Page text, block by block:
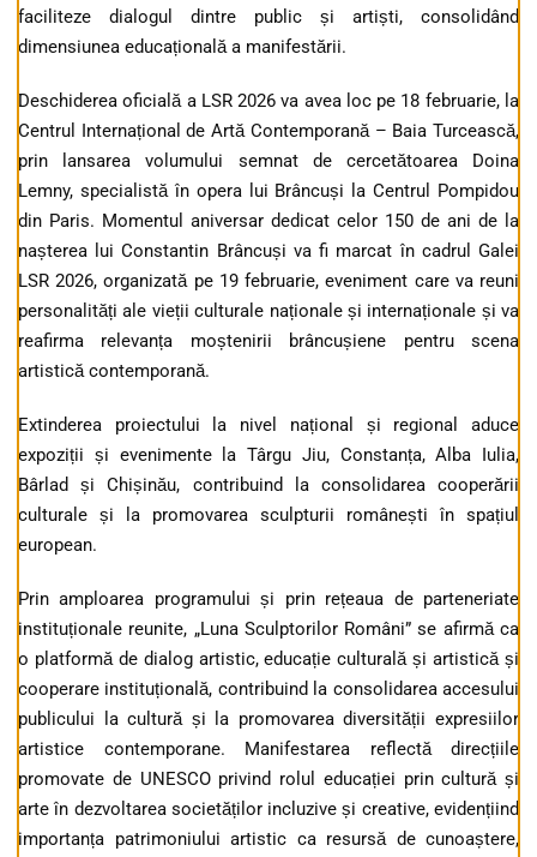
faciliteze dialogul dintre public și artiști, consolidând
dimensiunea educațională a manifestării.
Deschiderea oficială a LSR 2026 va avea loc pe 18 februarie, la
Centrul Internațional de Artă Contemporană – Baia Turcească,
prin lansarea volumului semnat de cercetătoarea Doina
Lemny, specialistă în opera lui Brâncuși la Centrul Pompidou
din Paris. Momentul aniversar dedicat celor 150 de ani de la
nașterea lui Constantin Brâncuși va fi marcat în cadrul Galei
LSR 2026, organizată pe 19 februarie, eveniment care va reuni
personalități ale vieții culturale naționale și internaționale și va
reafirma relevanța moștenirii brâncușiene pentru scena
artistică contemporană.
Extinderea proiectului la nivel național și regional aduce
expoziții și evenimente la Târgu Jiu, Constanța, Alba Iulia,
Bârlad și Chișinău, contribuind la consolidarea cooperării
culturale și la promovarea sculpturii românești în spațiul
european.
Prin amploarea programului și prin rețeaua de parteneriate
instituționale reunite, „Luna Sculptorilor Români” se afirmă ca
o platformă de dialog artistic, educație culturală și artistică și
cooperare instituțională, contribuind la consolidarea accesului
publicului la cultură și la promovarea diversității expresiilor
artistice contemporane. Manifestarea reflectă direcțiile
promovate de UNESCO privind rolul educației prin cultură și
arte în dezvoltarea societăților incluzive și creative, evidențiind
importanța patrimoniului artistic ca resursă de cunoaștere,